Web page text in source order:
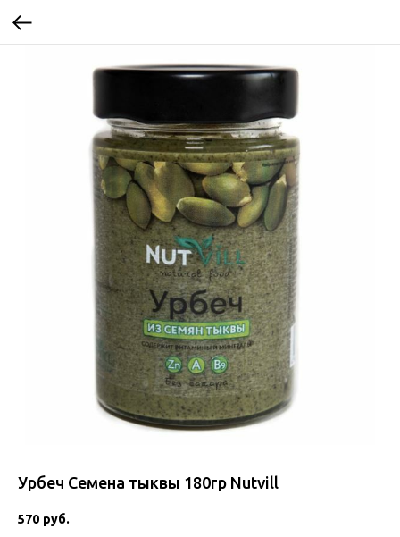
Урбеч Семена тыквы 180гр Nutvill
570 руб.